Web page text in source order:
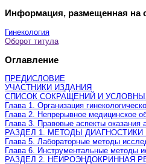
Информация, размещенная на
Гинекология
Оборот титула
Оглавление
ПРЕДИСЛОВИЕ
УЧАСТНИКИ ИЗДАНИЯ
СПИСОК СОКРАЩЕНИЙ И
Глава 1. Организация
Глава 2. Непрерывное медицинское
Глава 3. Правовые аспекты оказания
РАЗДЕЛ 1. МЕТОДЫ ДИАГНОСТИКИ
Глава 5. Лабораторные методы
Глава 6. Инструментальные методы
РАЗДЕЛ 2. НЕИРОЭНДОКРИННАЯ